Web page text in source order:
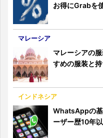
お得にGrabを
マレーシア
マレーシアの
すめの服装と
インドネシア
WhatsAppの基
ーザー歴10年以